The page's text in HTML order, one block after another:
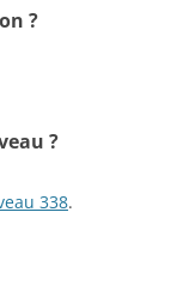
?
?
338.